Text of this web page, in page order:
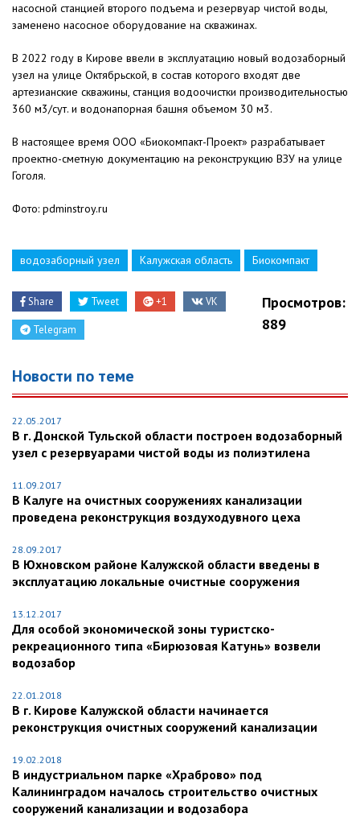
насосной станцией второго подъема и резервуар чистой воды,
заменено насосное оборудование на скважинах.
В 2022 году в Кирове ввели в эксплуатацию новый водозаборный
узел на улице Октябрьской, в состав которого входят две
артезианские скважины, станция водоочистки производительностью
360 м3/сут. и водонапорная башня объемом 30 м3.
В настоящее время ООО «Биокомпакт-Проект» разрабатывает
проектно-сметную документацию на реконструкцию ВЗУ на улице
Гоголя.
Фото: pdminstroy.ru
водозаборный узел Калужская область Биокомпакт
Share Tweet +1 VK
Telegram
Просмотров:
889
Новости по теме
22.05.2017
В г. Донской Тульской области построен водозаборный
узел с резервуарами чистой воды из полиэтилена
11.09.2017
В Калуге на очистных сооружениях канализации
проведена реконструкция воздуходувного цеха
28.09.2017
В Юхновском районе Калужской области введены в
эксплуатацию локальные очистные сооружения
13.12.2017
Для особой экономической зоны туристско-
рекреационного типа «Бирюзовая Катунь» возвели
водозабор
22.01.2018
В г. Кирове Калужской области начинается
реконструкция очистных сооружений канализации
19.02.2018
В индустриальном парке «Храброво» под
Калининградом началось строительство очистных
сооружений канализации и водозабора